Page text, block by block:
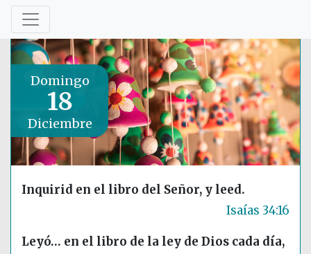
Domingo
18
Diciembre
Inquirid en el libro del Señor, y leed.
Isaías 34:16
Leyó… en el libro de la ley de Dios cada día,